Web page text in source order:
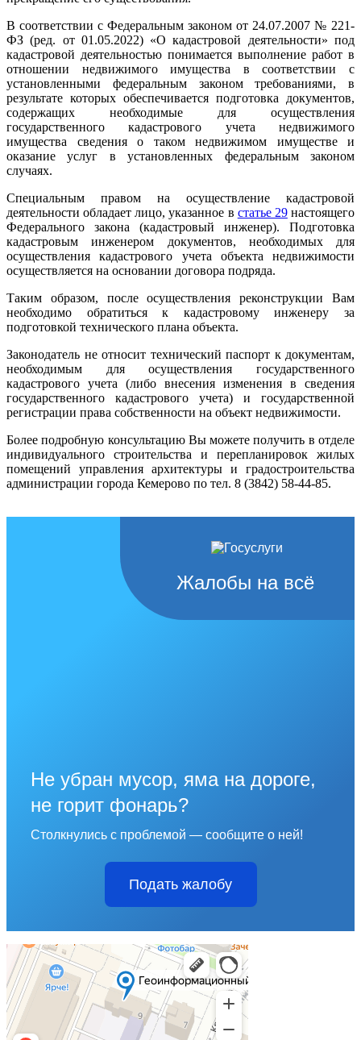
В соответствии с Федеральным законом от 24.07.2007 № 221-
ФЗ (ред. от 01.05.2022) «О кадастровой деятельности» под
кадастровой деятельностью понимается выполнение работ в
отношении недвижимого имущества в соответствии с
установленными федеральным законом требованиями, в
результате которых обеспечивается подготовка документов,
содержащих необходимые для осуществления
государственного кадастрового учета недвижимого
имущества сведения о таком недвижимом имуществе и
оказание услуг в установленных федеральным законом
случаях.
Специальным правом на осуществление кадастровой
деятельности обладает лицо, указанное в статье 29настоящего
Федерального закона (кадастровый инженер). Подготовка
кадастровым инженером документов, необходимых для
осуществления кадастрового учета объекта недвижимости
осуществляется на основании договора подряда.
Таким образом, после осуществления реконструкции Вам
необходимо обратиться к кадастровому инженеру за
подготовкой технического плана объекта.
Законодатель не относит технический паспорт к документам,
необходимым для осуществления государственного
кадастрового учета (либо внесения изменения в сведения
государственного кадастрового учета) и государственной
регистрации права собственности на объект недвижимости.
Более подробную консультацию Вы можете получить в отделе
индивидуального строительства и перепланировок жилых
помещений управления архитектуры и градостроительства
администрации города Кемерово по тел. 8 (3842) 58-44-85.
Жалобы на всё
Не убран мусор, яма на дороге,
не горит фонарь?
Столкнулись с проблемой — сообщите о ней!
Подать жалобу